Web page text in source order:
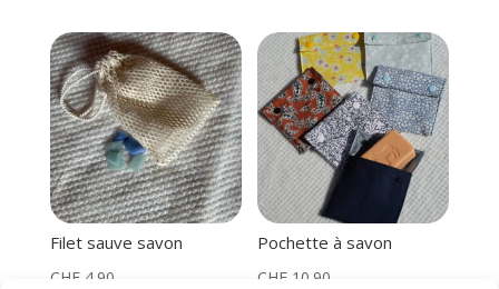
était :
CHF 6.90.
est :
CHF 4.15.
Filet sauve savon
CHF4.90
Pochette à savon
CHF 10.90